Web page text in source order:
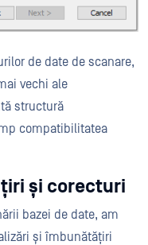
de date de scanare,
vechi ale
structură
compatibilitatea
și corecturi
bazei de date, am
și îmbunătățiri